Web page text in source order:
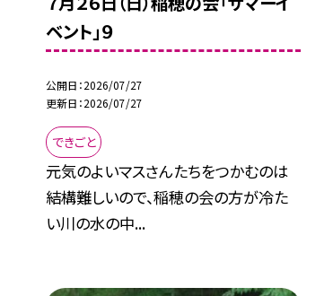
ベント」９
公開日 2026/07/27
更新日 2026/07/27
できごと
元気のよいマスさんたちをつかむのは
結構難しいので、稲穂の会の方が冷た
い川の水の中...